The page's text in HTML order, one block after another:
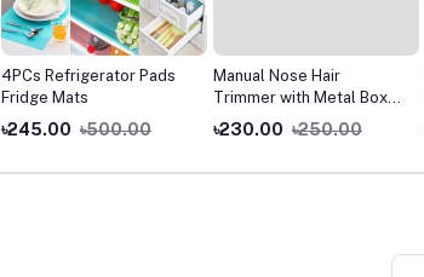
4PCs Refrigerator Pads
Fridge Mats
৳245.00 ৳500.00
Manual Nose Hair
Trimmer with Metal Box
for Men and women
৳230.00 ৳250.00